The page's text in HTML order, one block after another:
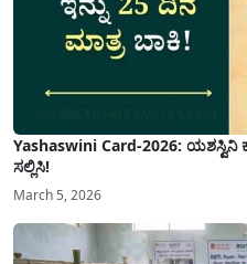
Yashaswini Card-2026:
ಸಲ್ಲಿಸಿ!
March 5, 2026